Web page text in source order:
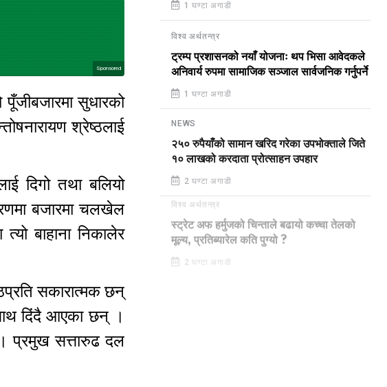
Sponsored
सुधारको
श्रेष्ठलाई
दिगो तथा बलियो
बजारमा चलखेल
बाहाना निकालेर
सकारात्मक छन्
दिंदै आएका छन् ।
प्रमुख सत्तारुढ दल
1 घण्टा अगाडी
विश्व अर्थतन्त्र
ट्रम्प प्रशासनको नयाँ योजनाः थप भिसा आवेदकले
अनिवार्य रुपमा सामाजिक सञ्जाल सार्वजनिक गर्नुपर्ने
1 घण्टा अगाडी
NEWS
२५० रुपैयाँको सामान खरिद गरेका उपभोक्ताले जिते
१० लाखको करदाता प्रोत्साहन उपहार
2 घण्टा अगाडी
स्ट्रेट अफ हर्मुजको चिन्ताले बढायो कच्चा तेलको
मूल्य, प्रतिब्यारेल कति पुग्यो ?